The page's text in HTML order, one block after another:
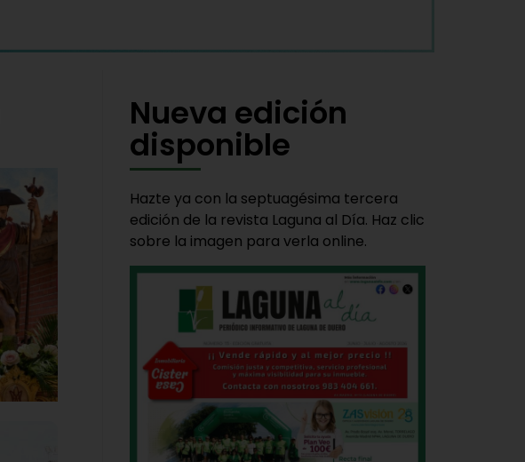
Nueva edición
disponible
Hazte ya con la septuagésima tercera
edición de la revista Laguna al Día. Haz clic
sobre la imagen para verla online.